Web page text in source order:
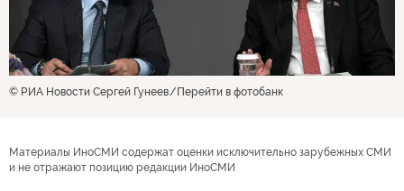
© РИА Новости Сергей Гунеев Перейти в фотобанк
Материалы ИноСМИ содержат оценки исключительно зарубежных СМИ
и не отражают позицию редакции ИноСМИ